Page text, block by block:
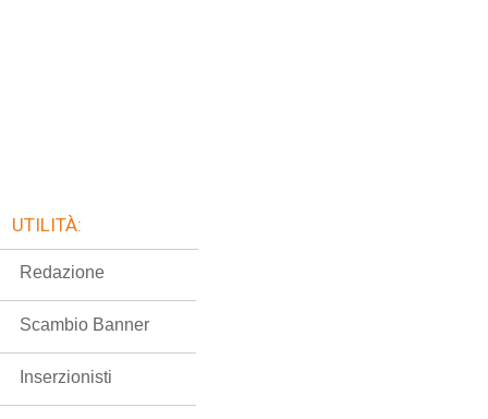
UTILITÀ:
Redazione
Scambio Banner
Inserzionisti